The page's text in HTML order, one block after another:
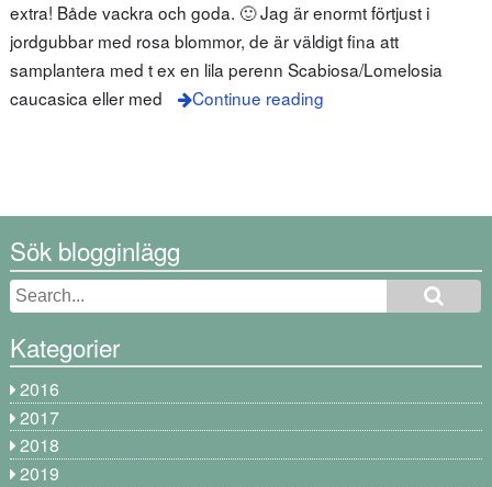
extra! Både vackra och goda. 🙂 Jag är enormt förtjust i
jordgubbar med rosa blommor, de är väldigt fina att
samplantera med t ex en lila perenn Scabiosa/Lomelosia
caucasica eller med
Continue reading
Sök blogginlägg
Kategorier
2016
2017
2018
2019